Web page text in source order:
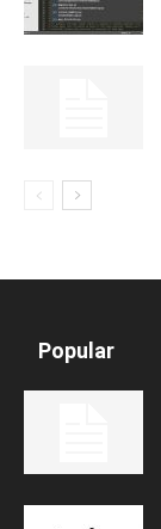
Popular